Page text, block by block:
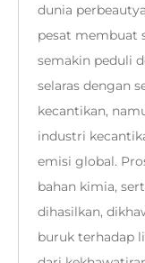
dunia
pesat membuat
semakin peduli
selaras dengan
kecantikan,
industri
emisi global.
bahan kimia,
dihasilkan,
buruk terhadap